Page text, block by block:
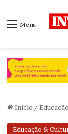
Menu
Início /
Educação &